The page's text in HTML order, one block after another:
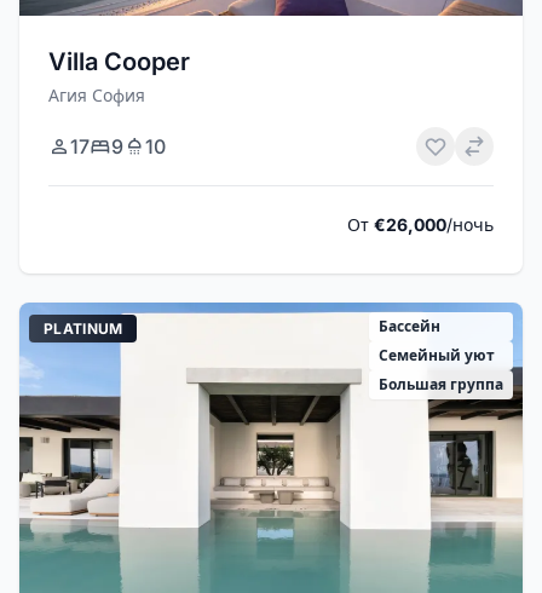
Villa Cooper
Агия София
17 9 10
От €26,000/ночь
PLATINUM
Бассейн
Семейный уют
Большая группа